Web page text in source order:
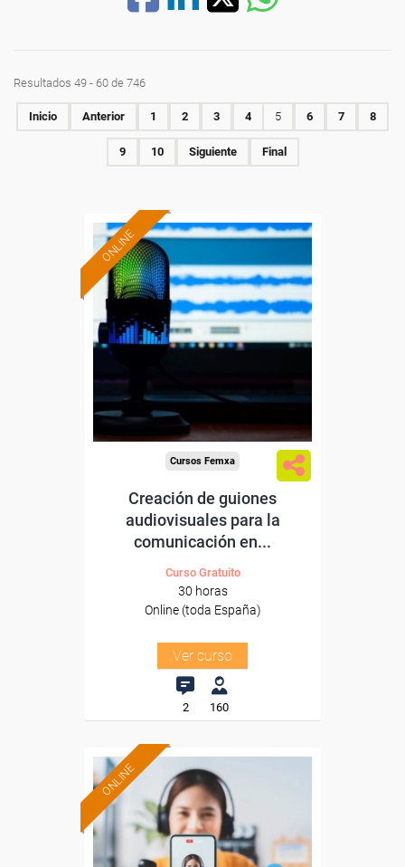
Resultados 49 - 60 de 746
Inicio Anterior 1 2 3 4 5 6 7 8
9 10 Siguiente Final
ONLINE
Formación 100%
subvencionada.
Para desempleados,
trabajadores y autónomos.
-Información, Comunicación
y Artes Gráficas.
Cursos Femxa
Creación de guiones
audiovisuales para la
comunicación en...
Curso Gratuito
30 horas
Online (toda España)
Ver curso
2 160
ONLINE
Formación 100%
subvencionada.